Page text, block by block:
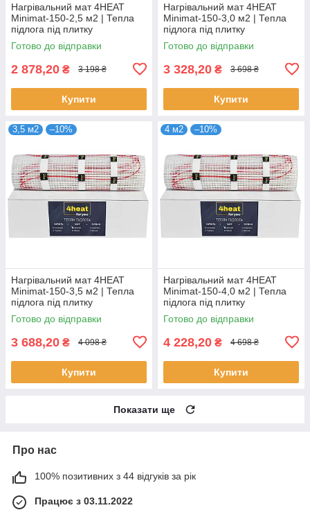
Нагрівальний мат 4HEAT
Minimat-150-2,5 м2 | Тепла
підлога під плитку
Готово до відправки
2 878,20 ₴ 3 198 ₴
Купити
Нагрівальний мат 4HEAT
Minimat-150-3,0 м2 | Тепла
підлога під плитку
Готово до відправки
3 328,20 ₴ 3 698 ₴
Купити
3,5 м2 –10%
Нагрівальний мат 4HEAT
Minimat-150-3,5 м2 | Тепла
підлога під плитку
Готово до відправки
3 688,20 ₴ 4 098 ₴
Купити
4 м2 –10%
Нагрівальний мат 4HEAT
Minimat-150-4,0 м2 | Тепла
підлога під плитку
Готово до відправки
4 228,20 ₴ 4 698 ₴
Купити
Показати ще
Про нас
100% позитивних з 44 відгуків за рік
Працює з 03.11.2022